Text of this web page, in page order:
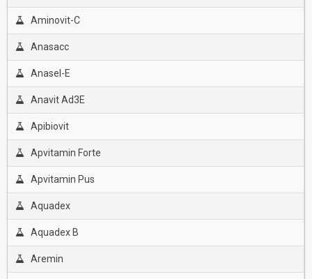
Aminovit-C
Anasacc
Anasel-E
Anavit Ad3E
Apibiovit
Apvitamin Forte
Apvitamin Pus
Aquadex
Aquadex B
Aremin